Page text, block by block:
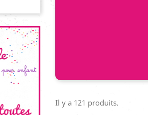
Il y a 121 produits.